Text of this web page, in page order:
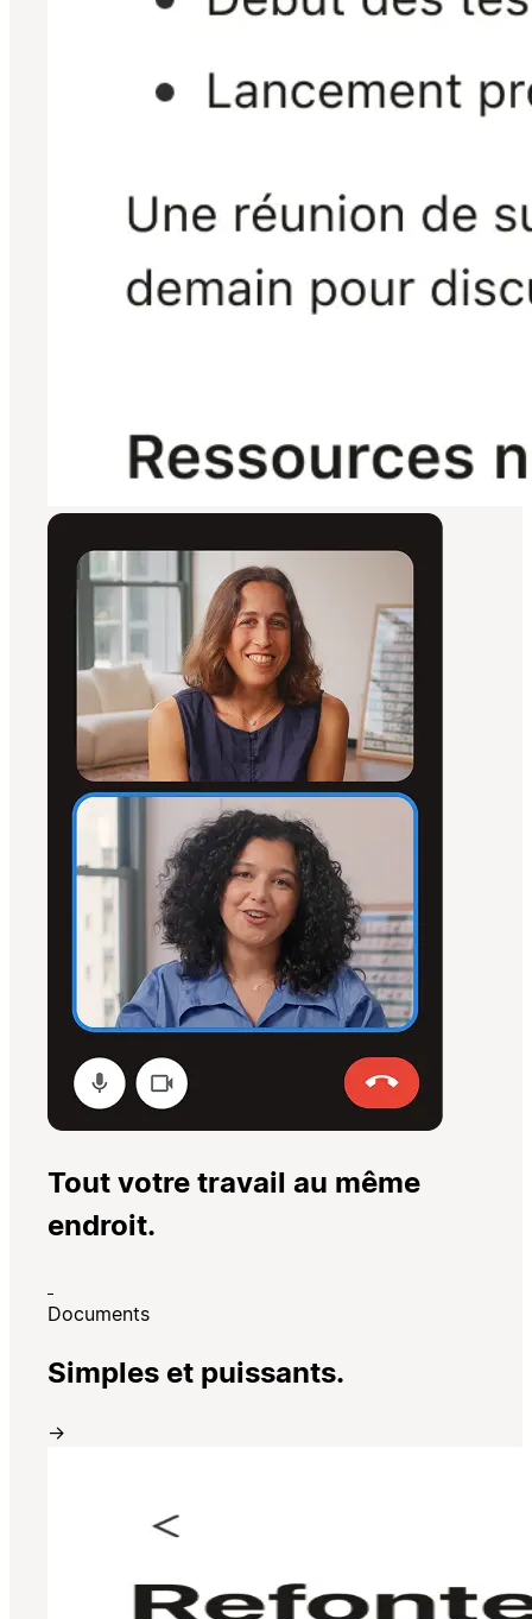
Tout votre travail au même
endroit.
Documents
Simples et puissants.
→